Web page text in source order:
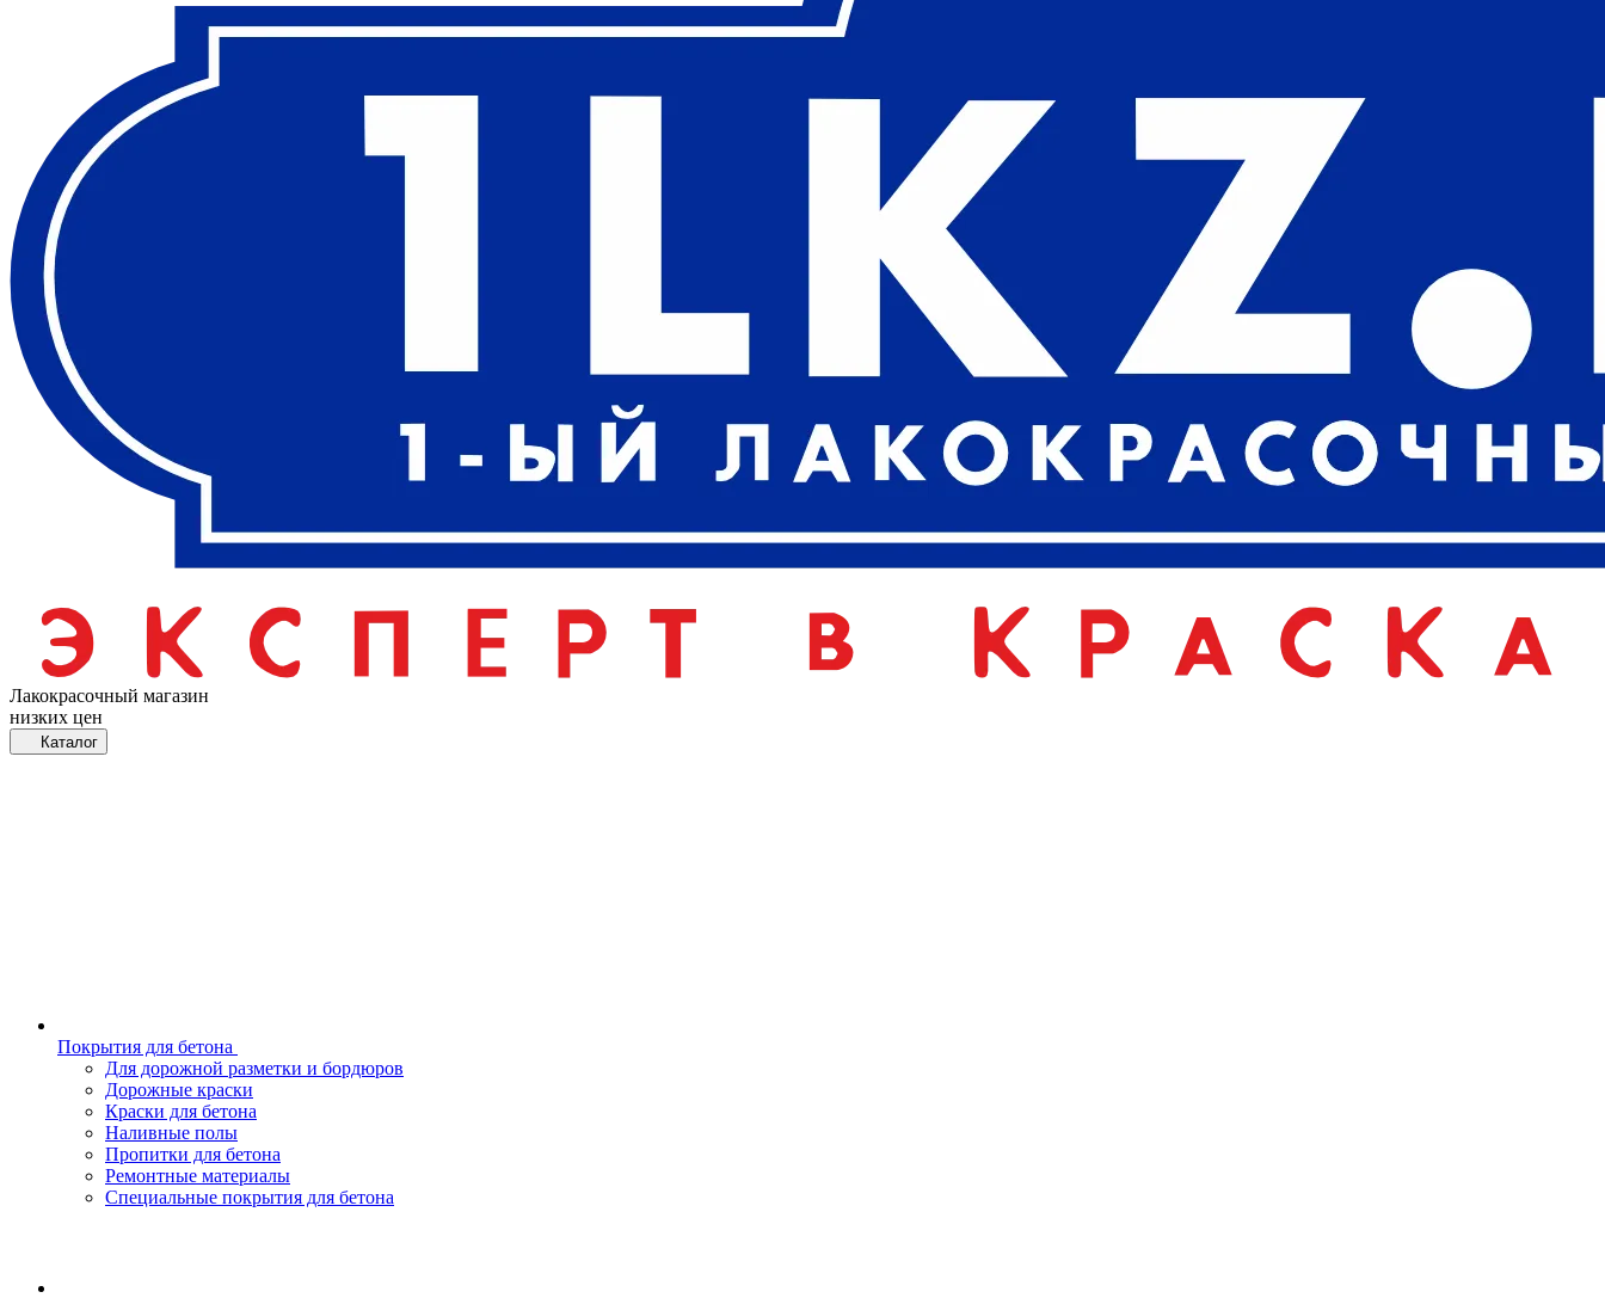
Лакокрасочный магазин
низких цен
Каталог
Покрытия для бетона
Для дорожной разметки и бордюров
Дорожные краски
Краски для бетона
Наливные полы
Пропитки для бетона
Ремонтные материалы
Специальные покрытия для бетона